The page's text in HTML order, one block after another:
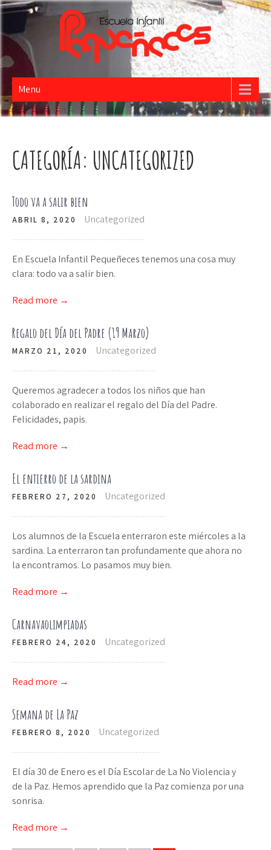
PEQUEÑECES
Escuela Infantil
Menu
CATEGORÍA: UNCATEGORIZED
Todo va a salir bien
ABRIL 8, 2020 Uncategorized
En Escuela Infantil Pequeñeces tenemos una cosa muy
clara: todo va a salir bien.
Read more →
Regalo del Día del Padre (19 Marzo)
MARZO 21, 2020 Uncategorized
Queremos agradecer a todos los niños que han
colaborado en realizar el regalo del Día del Padre.
Felicidades, papis.
Read more →
El entierro de la sardina
FEBRERO 27, 2020 Uncategorized
Los alumnos de la Escuela enterraron este miércoles a la
sardina. La enterraron tan profundamente que ahora no
la encontramos. Lo pasamos muy bien.
Read more →
Carnavaolimpiadas
FEBRERO 24, 2020 Uncategorized
Read more →
Semana de La Paz
FEBRERO 8, 2020 Uncategorized
El día 30 de Enero es el Día Escolar de La No Violencia y
de la Paz. Hemos aprendido que la Paz comienza por una
sonrisa.
Read more →